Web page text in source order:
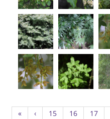
« ‹ 15Page16Page17